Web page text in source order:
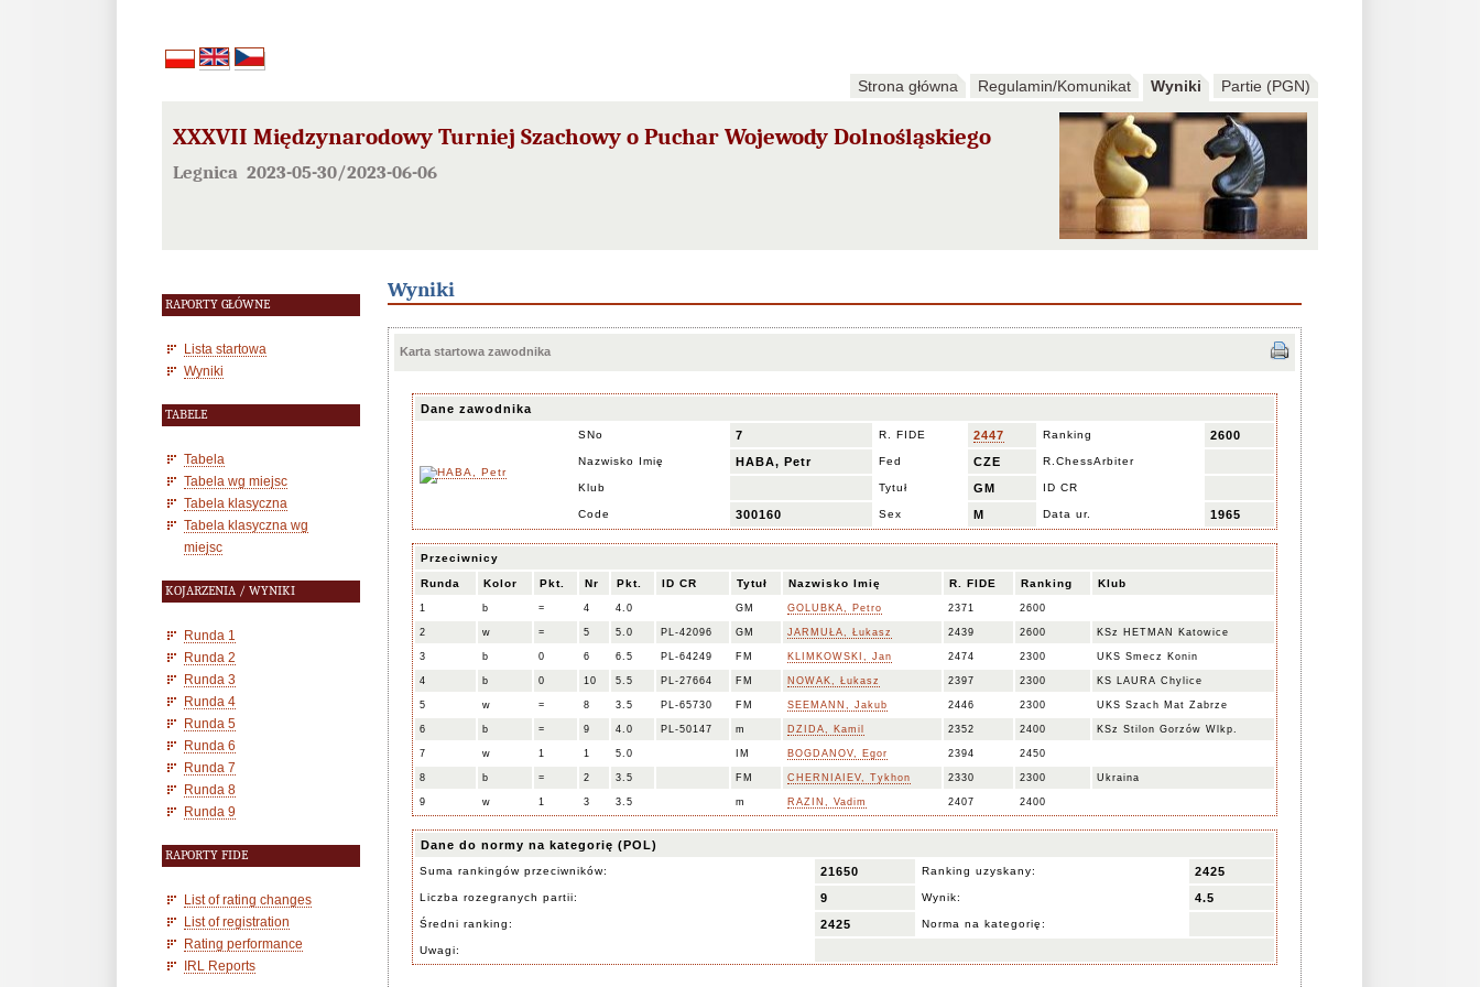
Strona główna Regulamin/Komunikat Wyniki Partie (PGN)
XXXVII Międzynarodowy Turniej Szachowy o Puchar Wojewody Dolnośląskiego
Legnica 2023-05-30/2023-06-06
RAPORTY GŁÓWNE
Lista startowa
Wyniki
TABELE
Tabela
Tabela wg miejsc
Tabela klasyczna
Tabela klasyczna wg
miejsc
KOJARZENIA / WYNIKI
Runda 1
Runda 2
Runda 3
Runda 4
Runda 5
Runda 6
Runda 7
Runda 8
Runda 9
RAPORTY FIDE
List of rating changes
List of registration
Rating performance
IRL Reports
Wyniki
Karta startowa zawodnika
Dane zawodnika
SNo 7 R. FIDE 2447 Ranking 2600
Nazwisko Imię HABA, Petr Fed CZE R.ChessArbiter
Klub Tytuł GM ID CR
Code 300160 Sex M Data ur. 1965
Przeciwnicy
Runda Kolor Pkt. Nr Pkt. ID CR Tytuł Nazwisko Imię R. FIDE Ranking Klub
1 b = 4 4.0 GM GOLUBKA, Petro 2371 2600
2 w = 5 5.0 PL-42096 GM JARMUŁA, Łukasz 2439 2600 KSz HETMAN Katowice
3 b 0 6 6.5 PL-64249 FM KLIMKOWSKI, Jan 2474 2300 UKS Smecz Konin
4 b 0 10 5.5 PL-27664 FM NOWAK, Łukasz 2397 2300 KS LAURA Chylice
5 w = 8 3.5 PL-65730 FM SEEMANN, Jakub 2446 2300 UKS Szach Mat Zabrze
6 b = 9 4.0 PL-50147 m DZIDA, Kamil 2352 2400 KSz Stilon Gorzów Wlkp.
7 w 1 1 5.0 IM BOGDANOV, Egor 2394 2450
8 b = 2 3.5 FM CHERNIAIEV, Tykhon 2330 2300 Ukraina
9 w 1 3 3.5 m RAZIN, Vadim 2407 2400
Dane do normy na kategorię (POL)
Suma rankingów przeciwników: 21650 Ranking uzyskany: 2425
Liczba rozegranych partii: 9 Wynik: 4.5
Średni ranking: 2425 Norma na kategorię:
Uwagi: